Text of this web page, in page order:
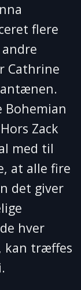
flere
Cathrine
Bohemian
Zack
med til
at alle fire
det giver
hver
kan træffes